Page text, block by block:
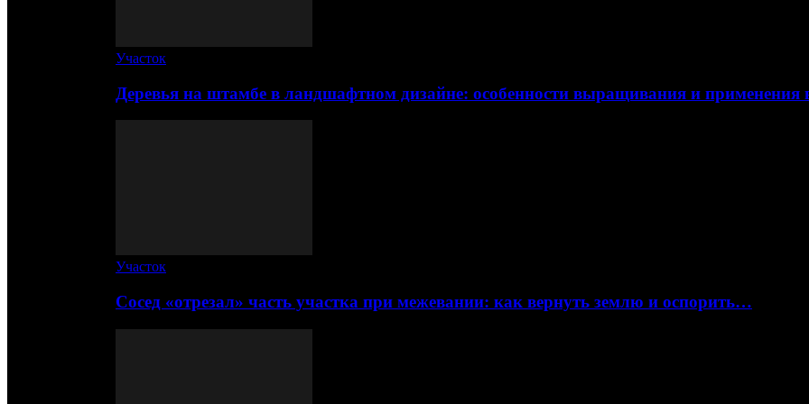
Участок
Деревья на штамбе в ландшафтном дизайне: особенности выращивания и
Участок
Сосед «отрезал» часть участка при межевании: как вернуть землю и оспорить…